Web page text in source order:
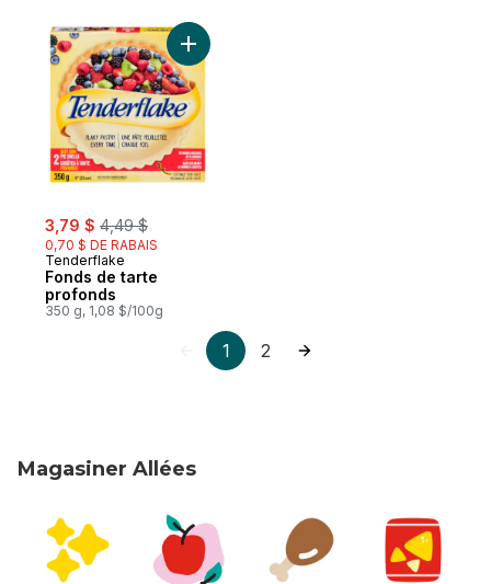
sale:
3,79 $ , formerly:
4,49 $
0,70 $ DE RABAIS
Tenderflake
Fonds de tarte
profonds
350 g, 1,08 $/100g
Ajouter Fonds de tarte profonds au panier
1 2
Magasiner Allées